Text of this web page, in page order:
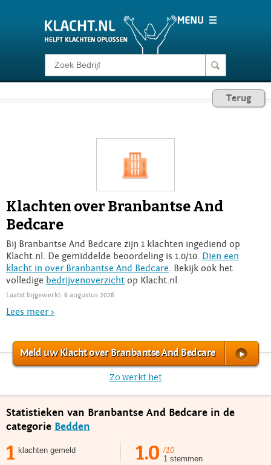
Klacht melden
Login
Terug
Klachten over Branbantse And
Bedcare
Bij Branbantse And Bedcare zijn 1 klachten ingediend op
Klacht.nl. De gemiddelde beoordeling is 1.0/10. Dien een
klacht in over Branbantse And Bedcare . Bekijk ook het
volledige bedrijvenoverzicht op Klacht.nl.
Laatst bijgewerkt: 6 augustus 2026
Lees meer >
Meld uw Klacht over Branbantse And Bedcare
Zo werkt het
Statistieken van Branbantse And Bedcare in de
categorie Bedden
1 klachten gemeld 1.0 /10
1 stemmen